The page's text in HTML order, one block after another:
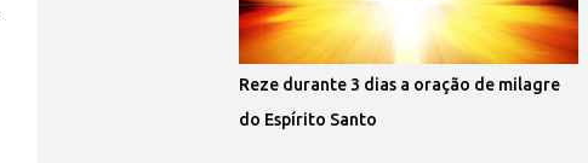
Reze durante 3 dias a oração de milagre
do Espírito Santo